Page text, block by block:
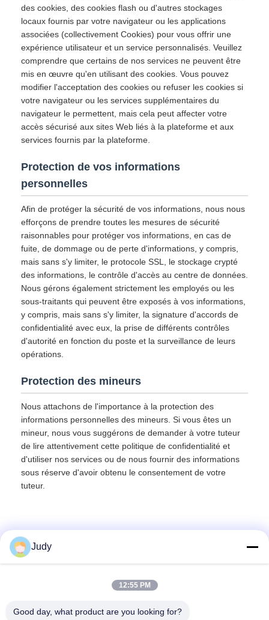
des cookies, des cookies flash ou d'autres stockages
locaux fournis par votre navigateur ou les applications
associées (collectivement Cookies) pour vous offrir une
expérience utilisateur et un service personnalisés. Veuillez
comprendre que certains de nos services ne peuvent être
mis en œuvre qu'en utilisant des cookies. Vous pouvez
modifier l'acceptation des cookies ou refuser les cookies si
votre navigateur ou les services supplémentaires du
navigateur le permettent, mais cela peut affecter votre
accès sécurisé aux sites Web liés à la plateforme et aux
services fournis par la plateforme.
Protection de vos informations
personnelles
Afin de protéger la sécurité de vos informations, nous nous
efforçons de prendre toutes les mesures de sécurité
raisonnables pour protéger vos informations, en cas de
fuite, de dommage ou de perte d'informations, y compris,
mais sans s'y limiter, le protocole SSL, le stockage crypté
des informations, le contrôle d'accès au centre de données.
Nous gérons également strictement les employés ou les
sous-traitants qui peuvent être exposés à vos informations,
y compris, mais sans s'y limiter, la signature d'accords de
confidentialité avec eux, la prise de différents contrôles
d'autorité en fonction du poste et la surveillance de leurs
opérations.
Protection des mineurs
Nous attachons de l'importance à la protection des
informations personnelles des mineurs. Si vous êtes un
mineur, nous vous suggérons de demander à votre tuteur
de lire attentivement cette politique de confidentialité et
d'utiliser nos services ou de nous fournir des informations
sous réserve d'avoir obtenu le consentement de votre
tuteur.
Bâtiment C, Zone industrielle de Nanyue, Route Guanlan
Judy
12:55 PM
Good day, what product are you looking for?